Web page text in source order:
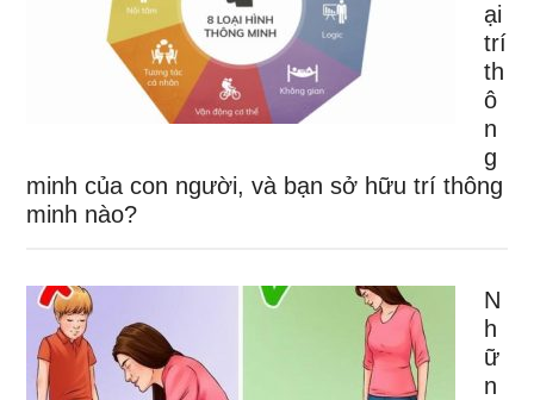
ại
trí
th
ô
n
g
minh của con người, và bạn sở hữu trí thông
minh nào?
N
h
ữ
n